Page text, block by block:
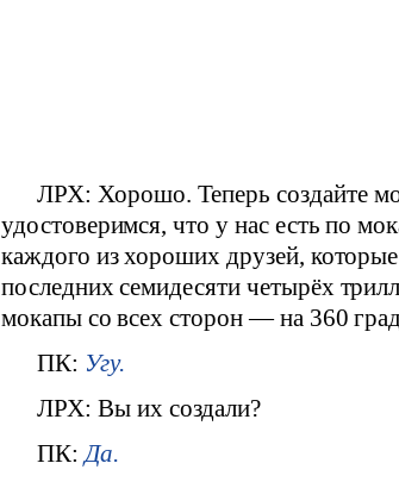
ЛРХ: Хорошо. Теперь создайте
удостоверимся, что у нас есть по
каждого из хороших друзей,
последних семидесяти четырёх
мокапы со всех сторон — на 360
ПК: Угу.
ЛРХ: Вы их создали?
ПК: Да.